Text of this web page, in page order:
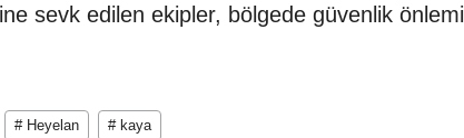
sevk edilen ekipler, bölgede güvenlik önlemi
# Heyelan # kaya